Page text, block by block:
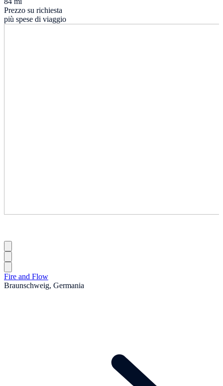
Prezzo su richiesta
più spese di viaggio
Fire and Flow
Braunschweig, Germania